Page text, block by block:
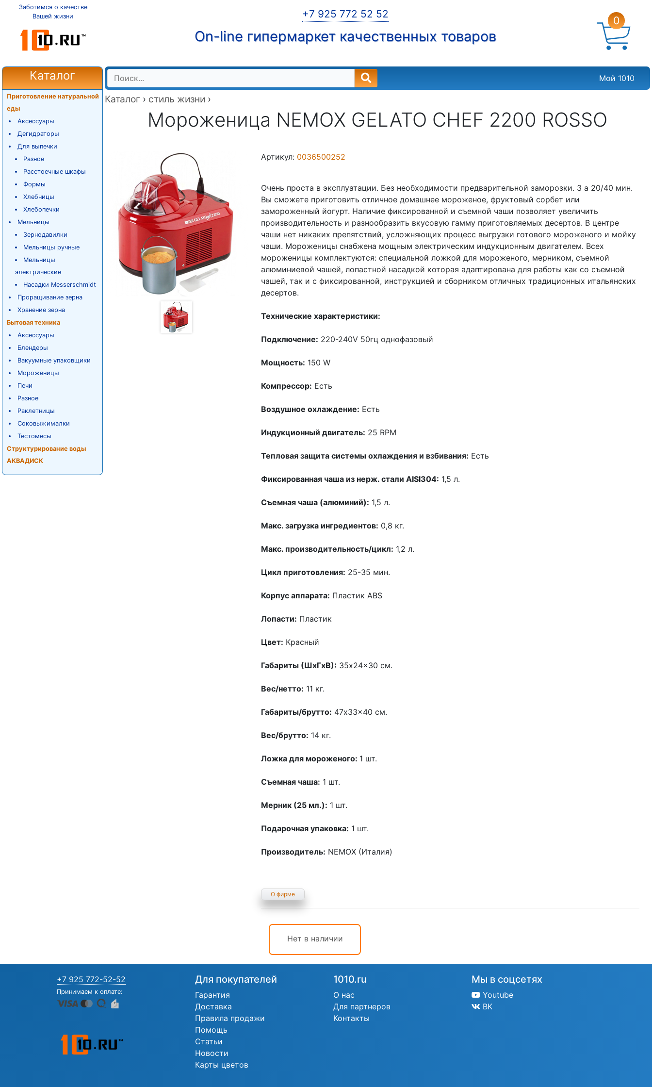
Заботимся о качестве
Вашей жизни
+7 925 772 52 52
On-line гипермаркет качественных товаров
0
Каталог
Приготовление натуральной
еды
Аксессуары
Дегидраторы
Для выпечки
Разное
Расстоечные шкафы
Формы
Хлебницы
Хлебопечки
Мельницы
Зернодавилки
Мельницы ручные
Мельницы
электрические
Насадки Messerschmidt
Проращивание зерна
Хранение зерна
Бытовая техника
Аксессуары
Блендеры
Вакуумные упаковщики
Мороженицы
Печи
Разное
Раклетницы
Соковыжималки
Тестомесы
Структурирование воды
АКВАДИСК
Мой 1010
Каталог › стиль жизни ›
Мороженица NEMOX GELATO CHEF 2200 ROSSO
Артикул: 0036500252
Очень проста в эксплуатации. Без необходимости предварительной заморозки. З а 20/40 мин.
Вы сможете приготовить отличное домашнее мороженое, фруктовый сорбет или
замороженный йогурт. Наличие фиксированной и съемной чаши позволяет увеличить
производительность и разнообразить вкусовую гамму приготовляемых десертов. В центре
чаши нет никаких препятствий, усложняющих процесс выгрузки готового мороженого и мойку
чаши. Мороженицы снабжена мощным электрическим индукционным двигателем. Всех
мороженицы комплектуются: специальной ложкой для мороженого, мерником, съемной
алюминиевой чашей, лопастной насадкой которая адаптирована для работы как со съемной
чашей, так и с фиксированной, инструкцией и сборником отличных традиционных итальянских
десертов.
Технические характеристики:
Подключение: 220-240V 50гц однофазовый
Мощность: 150 W
Компрессор: Есть
Воздушное охлаждение: Есть
Индукционный двигатель: 25 RPM
Тепловая защита системы охлаждения и взбивания: Есть
Фиксированная чаша из нерж. стали AISI304: 1,5 л.
Съемная чаша (алюминий): 1,5 л.
Макс. загрузка ингредиентов: 0,8 кг.
Макс. производительность/цикл: 1,2 л.
Цикл приготовления: 25-35 мин.
Корпус аппарата: Пластик ABS
Лопасти: Пластик
Цвет: Красный
Габариты (ШхГхВ): 35x24x30 см.
Вес/нетто: 11 кг.
Габариты/брутто: 47x33x40 см.
Вес/брутто: 14 кг.
Ложка для мороженого: 1 шт.
Съемная чаша: 1 шт.
Мерник (25 мл.): 1 шт.
Подарочная упаковка: 1 шт.
Производитель: NEMOX (Италия)
О фирме
Нет в наличии
+7 925 772-52-52
Принимаем к оплате:
Для покупателей
Гарантия
Доставка
Правила продажи
Помощь
Статьи
Новости
Карты цветов
1010.ru
О нас
Для партнеров
Контакты
Мы в соцсетях
Youtube
ВК